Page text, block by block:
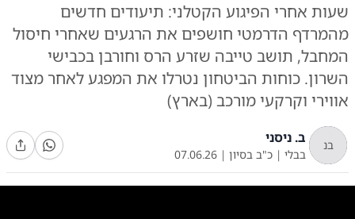
שעות אחרי הפיגוע הקטלני: תיעודים חדשים
מהמרדף הדרמטי חושפים את הרגעים שאחרי חיסול
המחבל, תושב טייבה שזרע הרס וחורבן בכבישי
השרון. כוחות הביטחון נטרלו את המפגע לאחר מצוד
אווירי וקרקעי מורכב (בארץ)
בנ ב. ניסני
בבלי | כ"ב בסיון |
07.06.26